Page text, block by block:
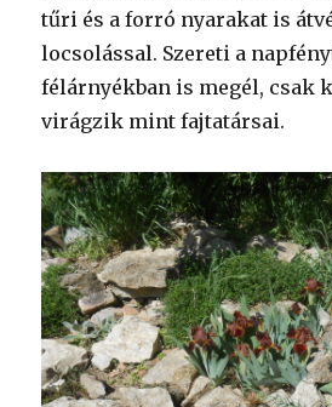
tűri és a forró nyarakat is
locsolással. Szereti a
félárnyékban is megél, csak
virágzik mint fajtatársai.